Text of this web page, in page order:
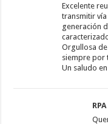
Excelente
transmitir
generación
Orgullosa
siempre por
Un saludo
RPA